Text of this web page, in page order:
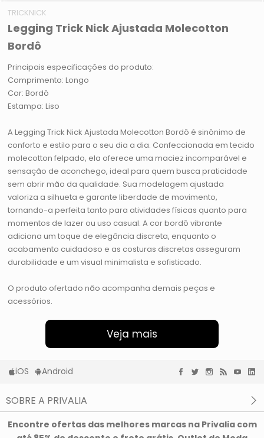
TRICKNICK
Legging Trick Nick Ajustada Molecotton
Bordô
Principais especificações do produto:
Comprimento: Longo
Cor: Bordô
Estampa: Liso
A Legging Trick Nick Ajustada Molecotton Bordô é sinônimo de
conforto e estilo para o seu dia a dia. Confeccionada em tecido
molecotton felpado, ela oferece uma maciez incomparável e
sensação de aconchego, ideal para quem busca praticidade
sem abrir mão da qualidade. Sua modelagem ajustada
valoriza a silhueta e garante liberdade de movimento,
tornando-a perfeita tanto para atividades físicas quanto para
momentos de lazer ou uso casual. A cor bordô vibrante
adiciona um toque de elegância discreta, enquanto o
acabamento cuidadoso e as costuras discretas asseguram
durabilidade e um visual minimalista e sofisticado.
O produto ofertado não acompanha demais peças e
acessórios.
Veja mais
iOS Android
SOBRE A PRIVALIA
Privacidade e Cookies
Encontre ofertas das melhores marcas na Privalia com